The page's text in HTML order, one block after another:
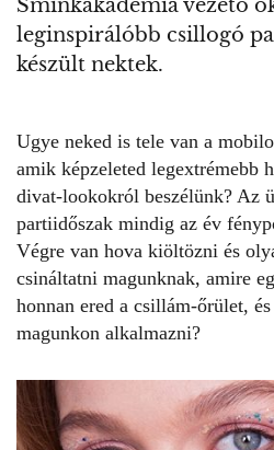
Sminkakadémia vezető
leginspirálóbb csillogó
készült nektek.
Ugye neked is tele van a
amik képzeleted legextrémebb
divat-lookokról beszélünk? Az
partiidőszak mindig az év
Végre van hova kiöltözni és
csináltatni magunknak, amire
honnan ered a csillám-őrület,
magunkon alkalmazni?